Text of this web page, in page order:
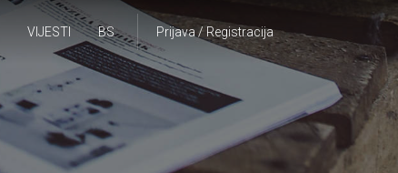
Prijava / Registracija
VIJESTI BS